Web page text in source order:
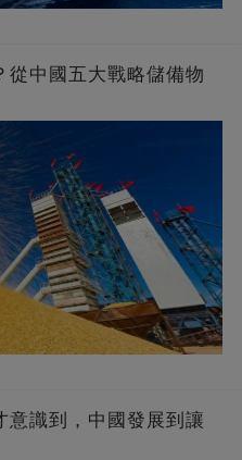
從中國五大戰略儲備物
意識到，中國發展到讓